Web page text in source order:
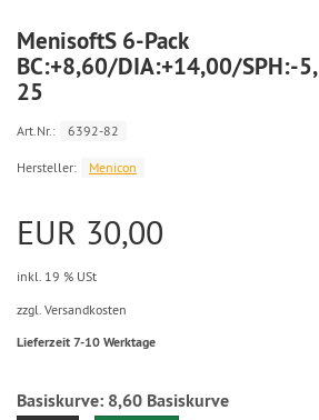
MenisoftS 6-Pack
BC:+8,60/DIA:+14,00/SPH:-5,
25
Art.Nr.: 6392-82
Hersteller: Menicon
EUR 30,00
inkl. 19 % USt
zzgl. Versandkosten
Lieferzeit 7-10 Werktage
Basiskurve: 8,60 Basiskurve